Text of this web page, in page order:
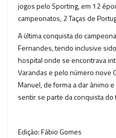
jogos pelo Sporting, em 12
campeonatos, 2 Taças de
A última conquista do
Fernandes, tendo inclusive
hospital onde se encontrava
Varandas e pelo número nove
Manuel, de forma a dar ânimo
sentir se parte da conquista do
Edição: Fábio Gomes